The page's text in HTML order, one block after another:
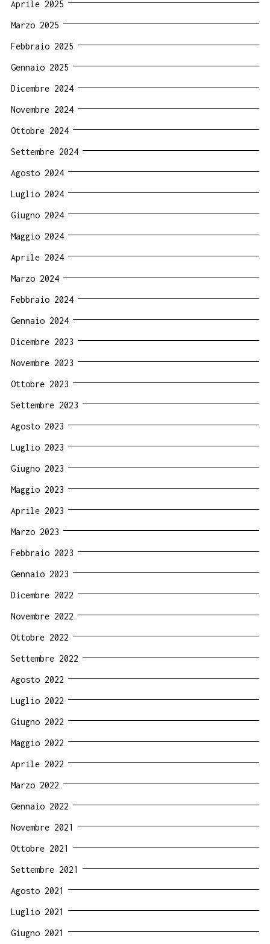
Aprile 2025
Marzo 2025
Febbraio 2025
Gennaio 2025
Dicembre 2024
Novembre 2024
Ottobre 2024
Settembre 2024
Agosto 2024
Luglio 2024
Giugno 2024
Maggio 2024
Aprile 2024
Marzo 2024
Febbraio 2024
Gennaio 2024
Dicembre 2023
Novembre 2023
Ottobre 2023
Settembre 2023
Agosto 2023
Luglio 2023
Giugno 2023
Maggio 2023
Aprile 2023
Marzo 2023
Febbraio 2023
Gennaio 2023
Dicembre 2022
Novembre 2022
Ottobre 2022
Settembre 2022
Agosto 2022
Luglio 2022
Giugno 2022
Maggio 2022
Aprile 2022
Marzo 2022
Gennaio 2022
Novembre 2021
Ottobre 2021
Settembre 2021
Agosto 2021
Luglio 2021
Giugno 2021